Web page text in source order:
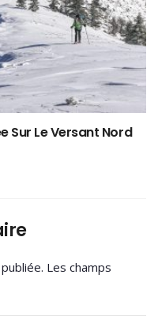
Sur Le Versant Nord
Les champs